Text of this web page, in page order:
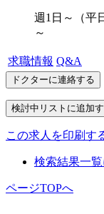
週1日～（平
～
求職情報 Q&A
この求人を印刷す
検索結果一
ページTOPへ